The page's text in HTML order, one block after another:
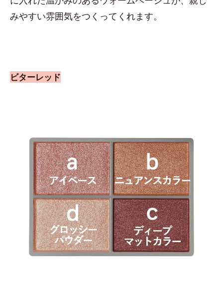
みやすい雰囲気をつくってくれます。
ビターレッド